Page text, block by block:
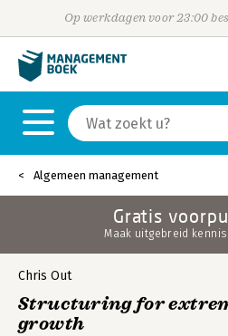
Op werkdagen voor 23:00
Algemeen management
Gratis
Maak uitgebreid
Chris Out
Structuring for
growth